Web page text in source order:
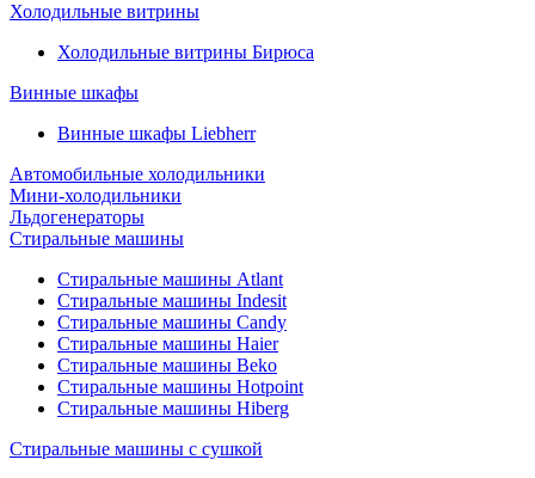
Холодильные витрины
Холодильные витрины Бирюса
Винные шкафы
Винные шкафы Liebherr
Автомобильные холодильники
Мини-холодильники
Льдогенераторы
Стиральные машины
Стиральные машины Atlant
Стиральные машины Indesit
Стиральные машины Candy
Стиральные машины Haier
Стиральные машины Beko
Стиральные машины Hotpoint
Стиральные машины Hiberg
Стиральные машины с сушкой